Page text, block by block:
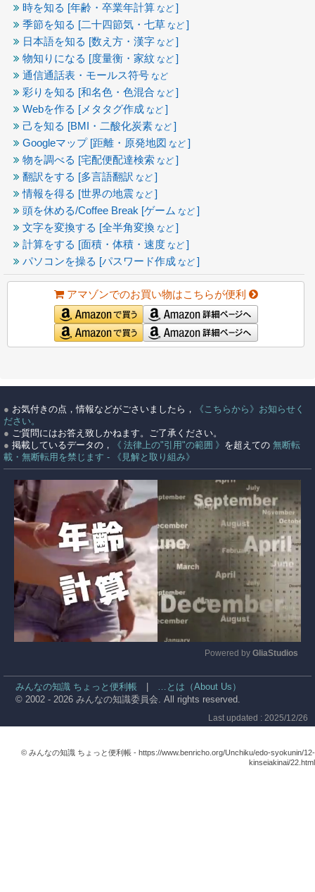
時を知る [年齢・卒業年計算 など ]
季節を知る [二十四節気・七草 など ]
日本語を知る [数え方・漢字 など ]
物知りになる [度量衡・家紋 など ]
通信通話表・モールス符号 など
彩りを知る [和名色・色混合 など ]
Webを作る [メタタグ作成 など ]
己を知る [BMI・二酸化炭素 など ]
Googleマップ [距離・原発地図 など ]
物を調べる [宅配便配達検索 など ]
翻訳をする [多言語翻訳 など ]
情報を得る [世界の地震 など ]
頭を休める/Coffee Break [ゲーム など ]
文字を変換する [全半角変換 など ]
計算をする [面積・体積・速度 など ]
パソコンを操る [パスワード作成 など ]
アマゾンでのお買い物はこちらが便利
● お気付きの点，情報などがごさいましたら，
《こちらから》お知らせく
ださい。
● ご質問にはお答え致しかねます。ご了承ください。
● 掲載しているデータの， 《 法律上の"引用"の範囲 》 を超えての 無断転
載・無断転用を禁じます - 《見解と取り組み》
Powered by GliaStudios
みんなの知識 ちょっと便利帳
…とは（About Us）
© 2002 - 2026 みんなの知識委員会. All rights reserved.
Last updated : 2025/12/26
© みんなの知識 ちょっと便利帳 - https://www.benricho.org/Unchiku/edo-syokunin/12-
kinseiakinai/22.html